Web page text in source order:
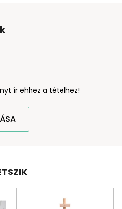
ír ehhez a tételhez!